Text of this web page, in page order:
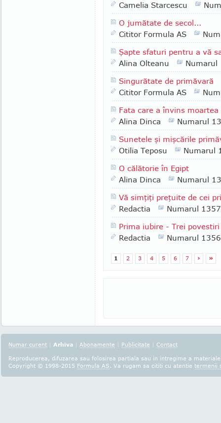
Camelia Starcescu
O jumătate de secol...
Cititor Formula AS
Şapte sfaturi pentru a vă
Alina Olteanu
Numarul
Singurătate de primăvară
Cititor Formula AS
Fata care a învins
Alina Dinca
Numarul
Sunetele şi mişcările
Otilia Teposu
Numarul
O călătorie în Egipt
Alina Dinca
Numarul
Vă simţiţi preţuite de cei
Redactia
Numarul 1357
Prima iubire - Trei
Redactia
Numarul 1356
1 2 3 4 5 6 7 › »
Numar curent | Arhiva | Abonamente | Publicitate | Contact
Reproducerea, difuzarea sau folosirea partiala sau in intregime a
Copyright © 1998-2015 Formula AS. Va rugam sa cititi cu atentie termenii